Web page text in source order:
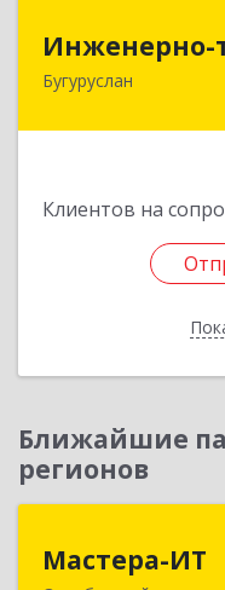
Инженерно-
Бугуруслан
Клиентов на
461633,
Ближайшие
регионов
Мастера-ИТ